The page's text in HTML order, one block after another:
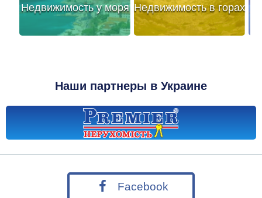
Недвижимость у моря Недвижимость в горах
Наши партнеры в Украине
Facebook